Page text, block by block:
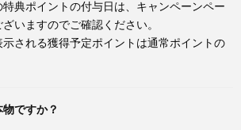
特典ポイントの付与日は、キャンペーンペー
いますのでご確認ください。
される獲得予定ポイントは通常ポイントの
ですか？